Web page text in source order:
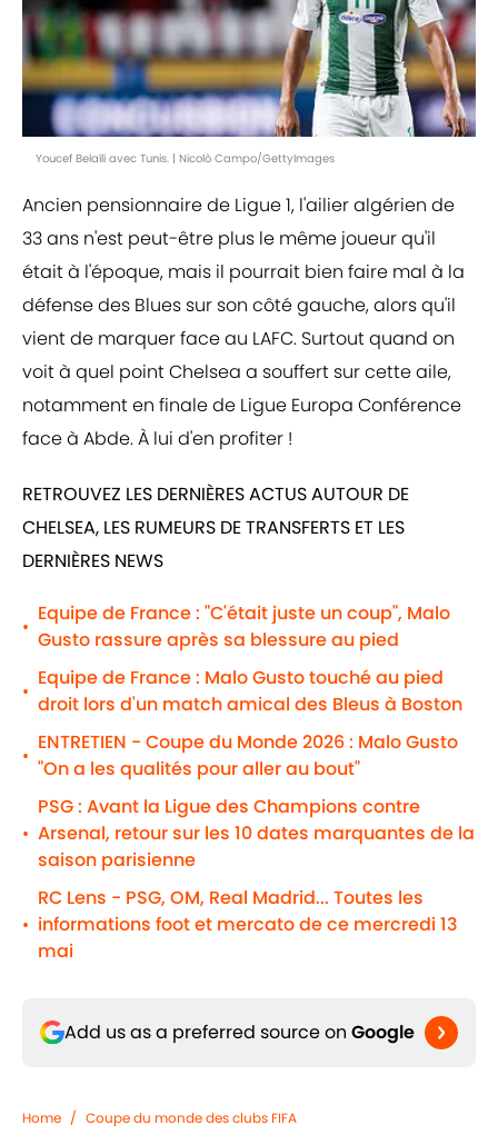
Youcef Belaïli avec Tunis. | Nicolò Campo/GettyImages
Ancien pensionnaire de Ligue 1, l'ailier algérien de
33 ans n'est peut-être plus le même joueur qu'il
était à l'époque, mais il pourrait bien faire mal à la
défense des Blues sur son côté gauche, alors qu'il
vient de marquer face au LAFC. Surtout quand on
voit à quel point Chelsea a souffert sur cette aile,
notamment en finale de Ligue Europa Conférence
face à Abde. À lui d'en profiter !
RETROUVEZ LES DERNIÈRES ACTUS AUTOUR DE
CHELSEA, LES RUMEURS DE TRANSFERTS ET LES
DERNIÈRES NEWS
•
Equipe de France : "C'était juste un coup", Malo
Gusto rassure après sa blessure au pied
•
Equipe de France : Malo Gusto touché au pied
droit lors d'un match amical des Bleus à Boston
•
ENTRETIEN - Coupe du Monde 2026 : Malo Gusto
"On a les qualités pour aller au bout"
•
PSG : Avant la Ligue des Champions contre
Arsenal, retour sur les 10 dates marquantes de la
saison parisienne
•
RC Lens - PSG, OM, Real Madrid... Toutes les
informations foot et mercato de ce mercredi 13
mai
Add us as a preferred source on Google
Home / Coupe du monde des clubs FIFA